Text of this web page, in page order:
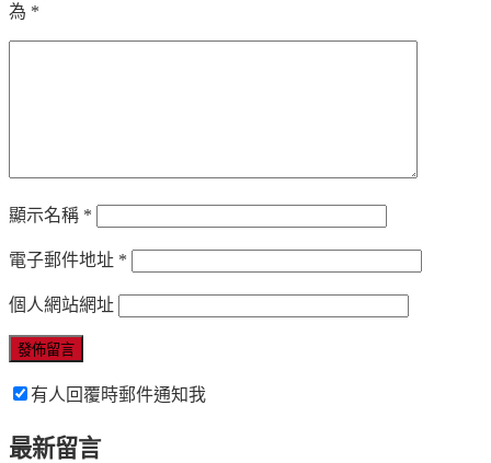
為 *
顯示名稱 *
電子郵件地址 *
個人網站網址
有人回覆時郵件通知我
最新留言